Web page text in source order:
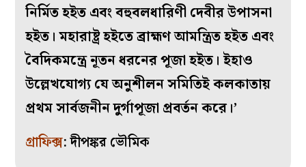
নির্মিত হইত এবং বহুবলধারিণী দেবীর উপাসনা
হইত। মহারাষ্ট্র হইতে ব্রাহ্মণ আমন্ত্রিত হইত এবং
বৈদিকমন্ত্রে নূতন ধরনের পূজা হইত। ইহাও
উল্লেখযোগ্য যে অনুশীলন সমিতিই কলকাতায়
প্রথম সার্বজনীন দুর্গাপূজা প্রবর্তন করে।’
গ্রাফিক্স: দীপঙ্কর ভৌমিক